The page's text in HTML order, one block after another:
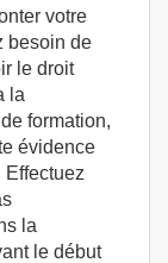
votre
besoin de
le droit
la
formation,
évidence
Effectuez
la
le début